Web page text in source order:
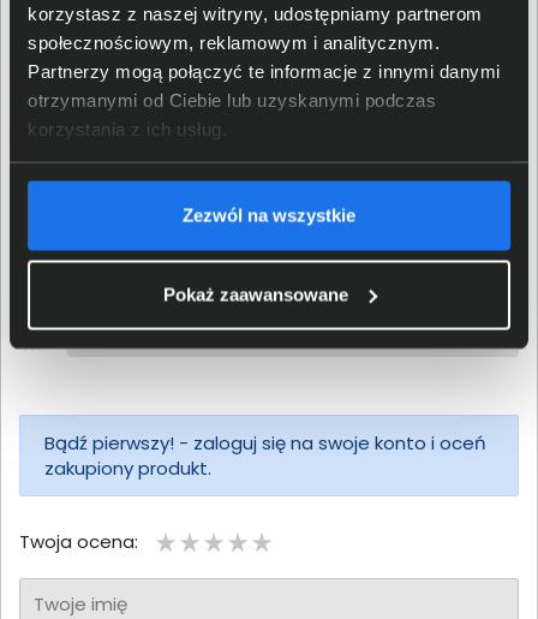
korzystasz z naszej witryny, udostępniamy partnerom
społecznościowym, reklamowym i analitycznym.
Partnerzy mogą połączyć te informacje z innymi danymi
otrzymanymi od Ciebie lub uzyskanymi podczas
korzystania z ich usług.
Zezwól na wszystkie
Pokaż zaawansowane
Opinie o produkcie
Oceń produkt
0/5
4
1
Bądź pierwszy! - zaloguj się na swoje konto i oceń
zakupiony produkt.
Twoja ocena:
Twoje imię